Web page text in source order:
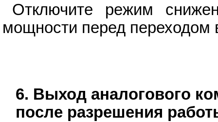
Отключите режим
мощности перед
6. Выход аналогового
после разрешения